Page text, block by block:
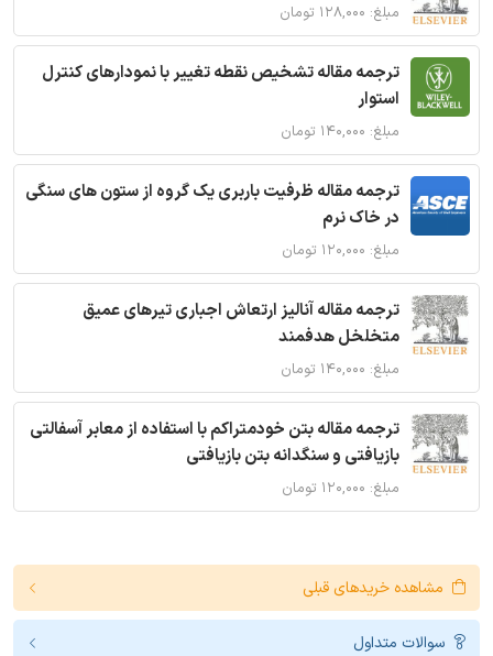
مبلغ: ۱۲۸,۰۰۰ تومان
ترجمه مقاله تشخیص نقطه تغییر با نمودارهای کنترل
استوار
مبلغ: ۱۴۰,۰۰۰ تومان
ترجمه مقاله ظرفیت باربری یک گروه از ستون های سنگی
در خاک نرم
مبلغ: ۱۲۰,۰۰۰ تومان
ترجمه مقاله آنالیز ارتعاش اجباری تیرهای عمیق
متخلخل هدفمند
مبلغ: ۱۴۰,۰۰۰ تومان
ترجمه مقاله بتن خودمتراکم با استفاده از معابر آسفالتی
بازیافتی و سنگدانه بتن بازیافتی
مبلغ: ۱۲۰,۰۰۰ تومان
مشاهده خریدهای قبلی
سوالات متداول